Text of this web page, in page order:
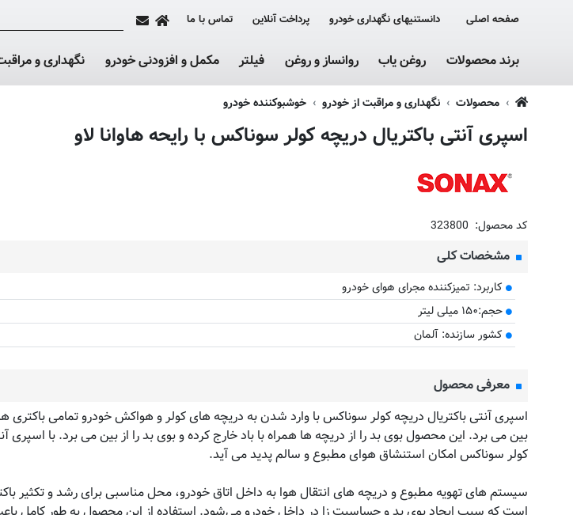
صفحه اصلی دانستنیهای نگهداری خودرو پرداخت آنلاین تماس با ما
برند محصولات روغن یاب روانساز و روغن فیلتر مکمل و افزودنی خودرو نگهداری و
محصولات نگهداری و مراقبت از خودرو خوشبوکننده خودرو
اسپری آنتی باکتریال دریچه کولر سوناکس با رایحه هاوانا لاو
کد محصول: 323800
مشخصات کلی
کاربرد: تمیزکننده مجرای هوای خودرو
حجم:۱۵۰ میلی لیتر
کشور سازنده: آلمان
معرفی محصول
اسپری آنتی باکتریال دریچه کولر سوناکس با وارد شدن به دریچه های کولر و هواکش خودرو تمامی باکتری
بین می برد. این محصول بوی بد را از دریچه ها همراه با باد خارج کرده و بوی بد را از بین می برد. با اسپری
کولر سوناکس امکان استنشاق هوای مطبوع و سالم پدید می آید.
سیستم های تهویه مطبوع و دریچه های انتقال هوا به داخل اتاق خودرو، محل مناسبی برای رشد و تکثیر